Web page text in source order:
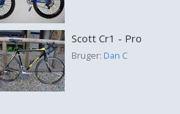
Scott Cr1 - Pro
Bruger: Dan C